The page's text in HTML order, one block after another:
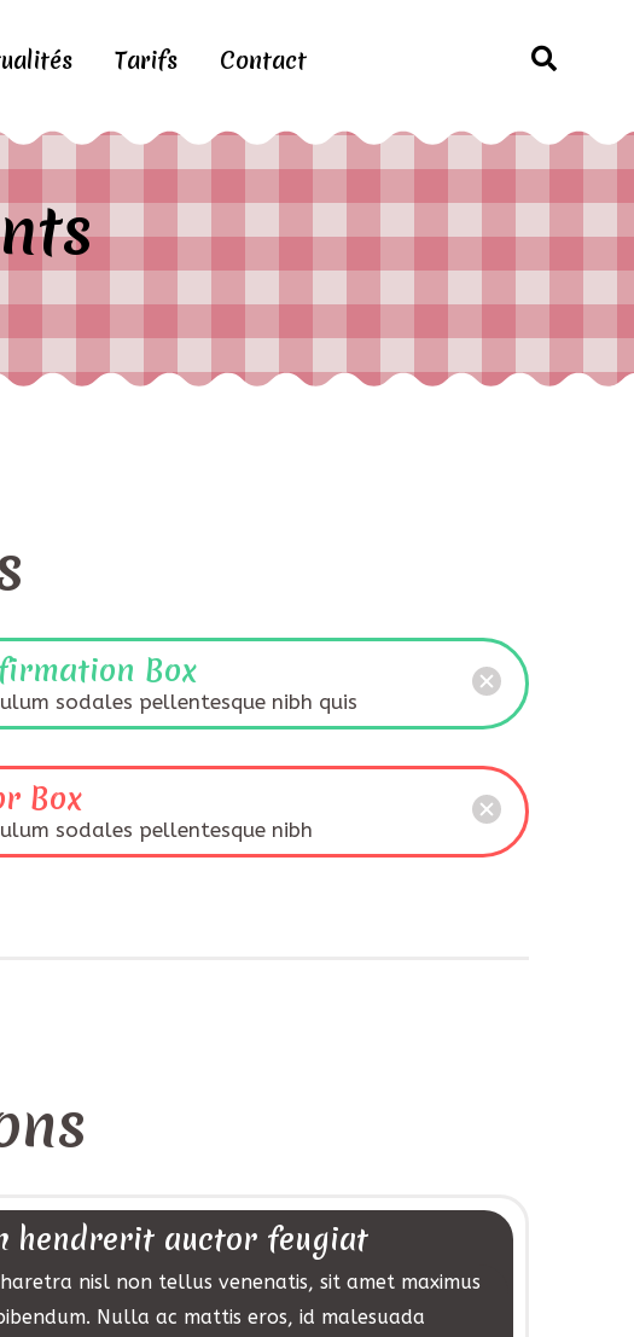
Tarifs Contact
Box
sodales pellentesque nibh quis
Box
sodales pellentesque nibh
hendrerit auctor feugiat
nisl non tellus venenatis, sit amet maximus
Nulla ac mattis eros, id malesuada